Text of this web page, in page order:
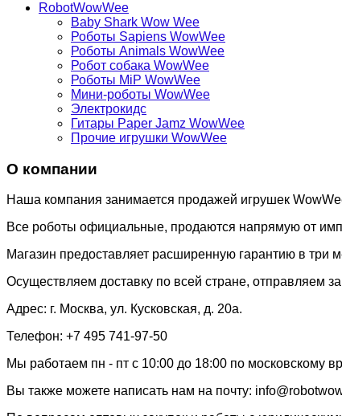
RobotWowWee
Baby Shark Wow Wee
Роботы Sapiens WowWee
Роботы Animals WowWee
Робот собака WowWee
Роботы MiP WowWee
Мини-роботы WowWee
Электрокидс
Гитары Paper Jamz WowWee
Прочие игрушки WowWee
О компании
Наша компания занимается продажей игрушек
Все роботы официальные, продаются напрямую от
Магазин предоставляет расширенную гарантию в три
Осуществляем доставку по всей стране, отправляем
Адрес: г. Москва, ул. Кусковская, д. 20а.
Телефон: +7 495 741-97-50
Мы работаем пн - пт с 10:00 до 18:00 по московскому
Вы также можете написать нам на почту: